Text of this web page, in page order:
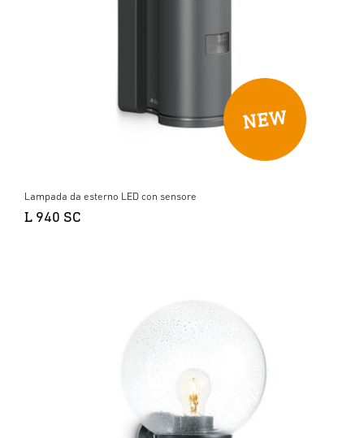
Lampada da esterno LED con sensore
L 940 SC